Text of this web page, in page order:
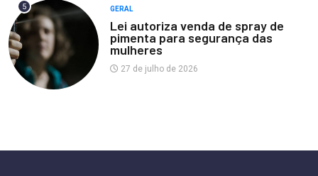
5 GERAL
Lei autoriza venda de spray de
pimenta para segurança das
mulheres
27 de julho de 2026